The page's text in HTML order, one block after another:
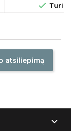

atsiliepimą
